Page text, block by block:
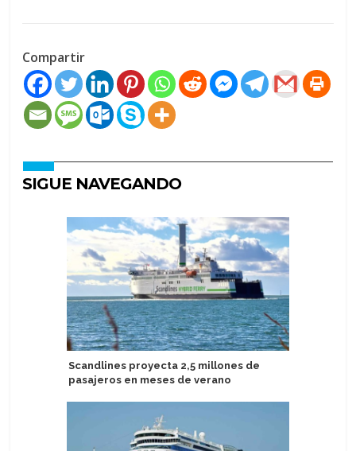
Compartir
SIGUE NAVEGANDO
Scandlines proyecta 2,5 millones de
pasajeros en meses de verano